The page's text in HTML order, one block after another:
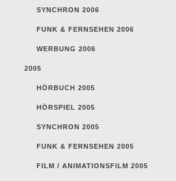
SYNCHRON 2006
FUNK & FERNSEHEN 2006
WERBUNG 2006
2005
HÖRBUCH 2005
HÖRSPIEL 2005
SYNCHRON 2005
FUNK & FERNSEHEN 2005
FILM / ANIMATIONSFILM 2005